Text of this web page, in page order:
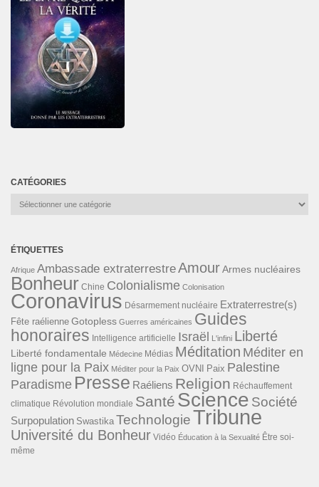
CATÉGORIES
Catégories
ÉTIQUETTES
Afrique Ambassade extraterrestreAmourArmes nucléaires
Bonheur Chine Colonialisme Colonisation
Coronavirus Désarmement nucléaire Extraterrestre(s)
Fête raélienne Gotopless Guerres américaines Guides
honoraires Intelligence artificielle Israël L'infini Liberté
Liberté fondamentale Médecine Médias Méditation Méditer en
ligne pour la Paix Méditer pour la Paix OVNI Paix Palestine
Paradisme Presse Raéliens Religion Réchauffement
climatique Révolution mondiale Santé Science Société
Surpopulation Swastika TechnologieTribune
Université du Bonheur Vidéo Éducation à la Sexualité Être soi-
même